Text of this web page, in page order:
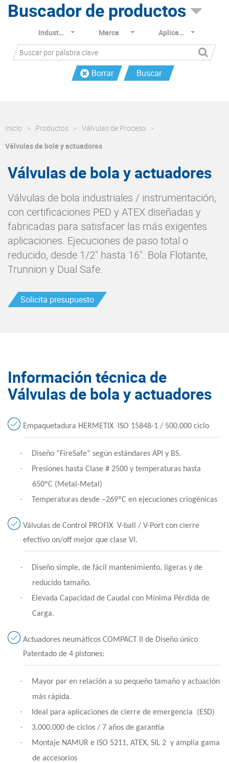
Buscador de productos
Industria Marca Aplicación
Borrar Buscar
Inicio Productos
Válvulas de Proceso
Válvulas de bola y actuadores
Válvulas de bola y actuadores
Válvulas de bola industriales / instrumentación,
con certificaciones PED y ATEX diseñadas y
fabricadas para satisfacer las más exigentes
aplicaciones. Ejecuciones de paso total o
reducido, desde 1/2" hasta 16". Bola Flotante,
Trunnion y Dual Safe.
Solicita presupuesto
Información técnica de
Válvulas de bola y actuadores
Empaquetadura HERMETIX ISO 15848-1 / 500.000 ciclo
· Diseño “FireSafe” según estándares API y BS.
·
Presiones hasta Clase # 2500 y temperaturas hasta
650ºC (Metal-Metal)
· Temperaturas desde –269ºC en ejecuciones criogénicas
Válvulas de Control PROFIX V-ball / V-Port con cierre
efectivo on/off mejor que clase VI.
·
Diseño simple, de fácil mantenimiento, ligeras y de
reducido tamaño.
·
Elevada Capacidad de Caudal con Mínima Pérdida de
Carga.
Actuadores neumáticos COMPACT II de Diseño único
Patentado de 4 pistones:
·
Mayor par en relación a su pequeño tamaño y actuación
más rápida.
· Ideal para aplicaciones de cierre de emergencia (ESD)
· 3.000.000 de ciclos / 7 años de garantía
· Montaje NAMUR e ISO 5211, ATEX, SIL 2 y amplia gama
de accesorios